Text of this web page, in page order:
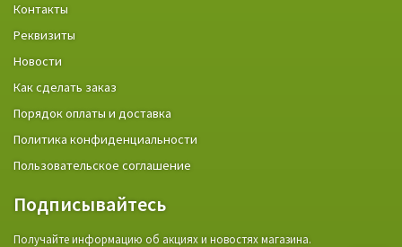
Контакты
Реквизиты
Новости
Как сделать заказ
Порядок оплаты и доставка
Политика конфиденциальности
Пользовательское соглашение
Подписывайтесь
Получайте информацию об акциях и новостях магазина.